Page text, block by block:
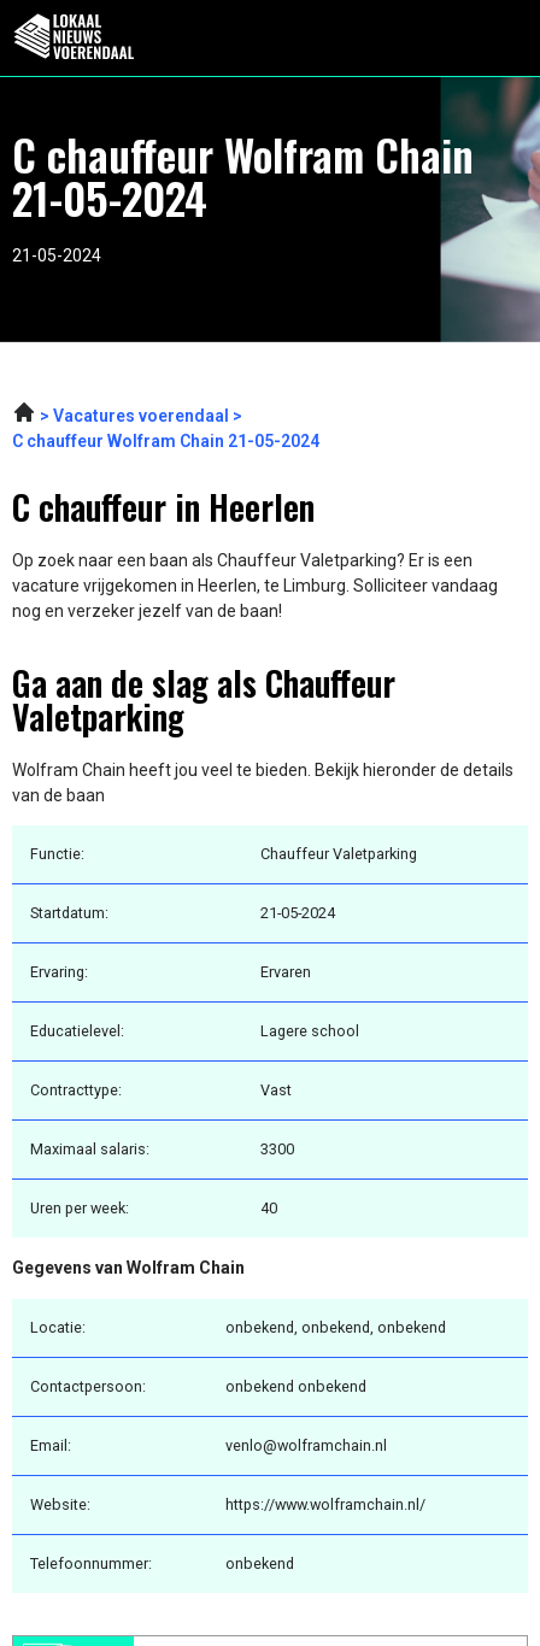
C chauffeur Wolfram Chain
21-05-2024
21-05-2024
Vacatures voerendaal
C chauffeur Wolfram Chain 21-05-2024
C chauffeur in Heerlen
Op zoek naar een baan als Chauffeur Valetparking? Er is een
vacature vrijgekomen in Heerlen, te Limburg. Solliciteer vandaag
nog en verzeker jezelf van de baan!
Ga aan de slag als Chauffeur
Valetparking
Wolfram Chain heeft jou veel te bieden. Bekijk hieronder de details
van de baan
Functie: Chauffeur Valetparking
Startdatum: 21-05-2024
Ervaring: Ervaren
Educatielevel: Lagere school
Contracttype: Vast
Maximaal salaris: 3300
Uren per week: 40
Gegevens van Wolfram Chain
Locatie: onbekend, onbekend, onbekend
Contactpersoon: onbekend onbekend
Email: venlo@wolframchain.nl
Website: https://www.wolframchain.nl/
Telefoonnummer: onbekend